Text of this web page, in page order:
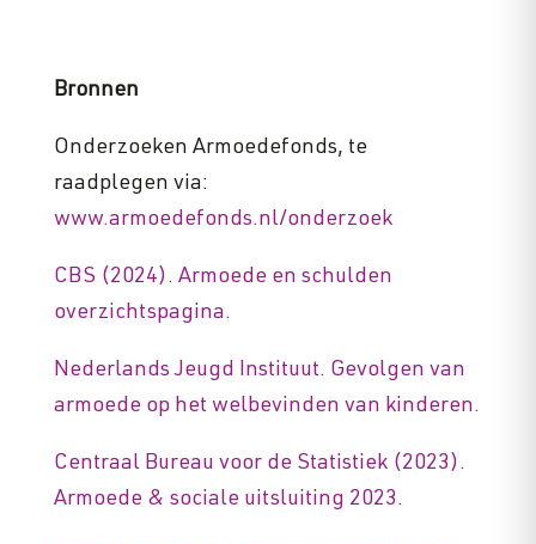
Bronnen
Onderzoeken Armoedefonds, te
raadplegen via:
www.armoedefonds.nl/onderzoek
CBS (2024). Armoede en schulden
overzichtspagina.
Nederlands Jeugd Instituut. Gevolgen van
armoede op het welbevinden van kinderen.
Centraal Bureau voor de Statistiek (2023).
Armoede & sociale uitsluiting 2023.